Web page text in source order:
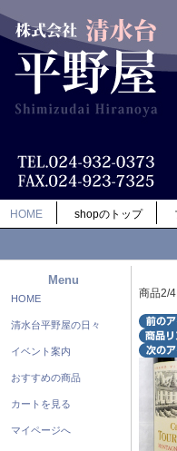
HOME shopのトップ
Menu
HOME
清水台平野屋の日々
イベント案内
おすすめの商品
カートを見る
マイページへ
商品2/4